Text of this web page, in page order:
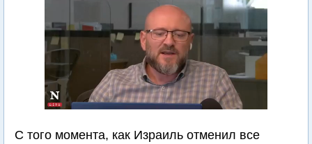
С того момента, как Израиль отменил все